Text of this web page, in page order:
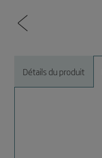
Détails du produit